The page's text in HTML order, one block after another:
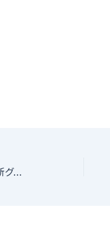
アイドルステージ発 「一期生」 新グループオーディション